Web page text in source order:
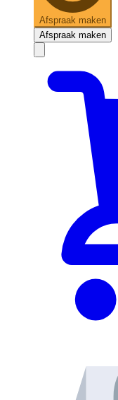
Afspraak maken
Afspraak maken